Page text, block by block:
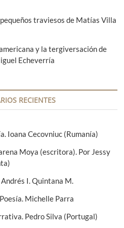
traviesos de Matías Villa
y la tergiversación de
Echeverría
RECIENTES
Ioana Cecovniuc (Rumanía)
Moya (escritora). Por Jessy
I. Quintana M.
Poesía. Michelle Parra
Pedro Silva (Portugal)